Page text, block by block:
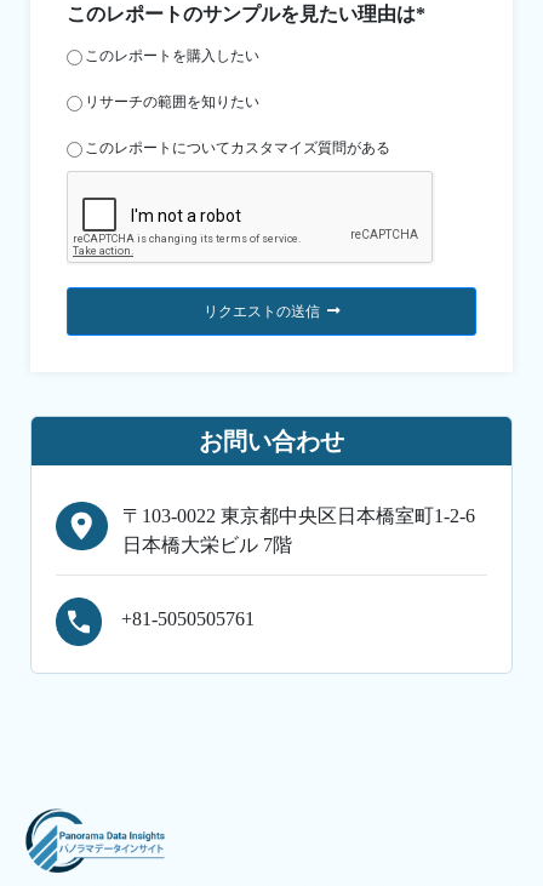
このレポートのサンプルを見たい理由は*
このレポートを購入したい
リサーチの範囲を知りたい
このレポートについてカスタマイズ質問がある
リクエストの送信
お問い合わせ
〒103-0022 東京都中央区日本橋室町1-2-6
日本橋大栄ビル 7階
+81-5050505761